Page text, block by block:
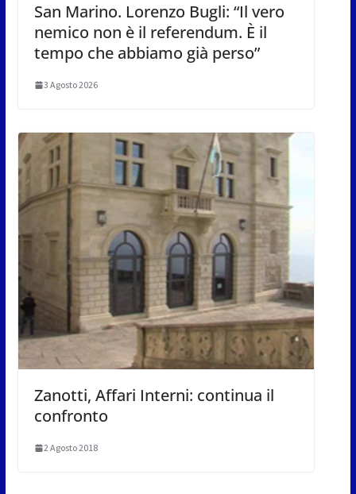
San Marino. Lorenzo Bugli: “Il vero
nemico non è il referendum. È il
tempo che abbiamo già perso”
3 Agosto 2026
Zanotti, Affari Interni: continua il
confronto
2 Agosto 2018